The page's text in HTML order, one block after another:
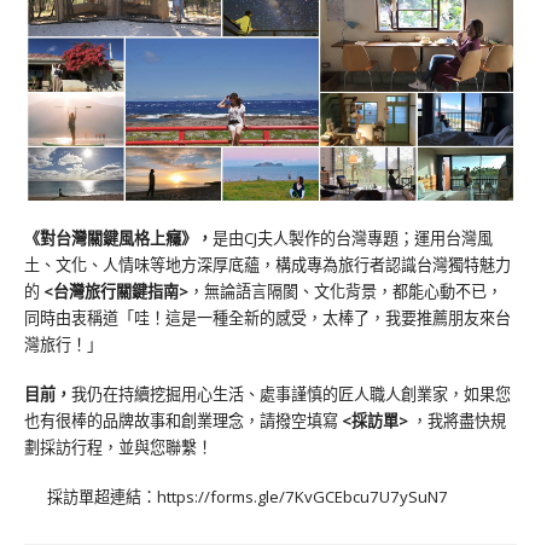
《對台灣關鍵風格上癮》 ， 是由CJ夫人製作的台灣專題；運用台灣風
土、文化、人情味等地方深厚底蘊，構成專為旅行者認識台灣獨特魅力
的 <台灣旅行關鍵指南> ，無論語言隔閡、文化背景，都能心動不已，
同時由衷稱道「哇！這是一種全新的感受，太棒了，我要推薦朋友來台
灣旅行！」
目前， 我仍在持續挖掘用心生活、處事謹慎的匠人職人創業家，如果您
也有很棒的品牌故事和創業理念，請撥空填寫 <採訪單> ，我將盡快規
劃採訪行程，並與您聯繫！
採訪單超連結： https://forms.gle/7KvGCEbcu7U7ySuN7